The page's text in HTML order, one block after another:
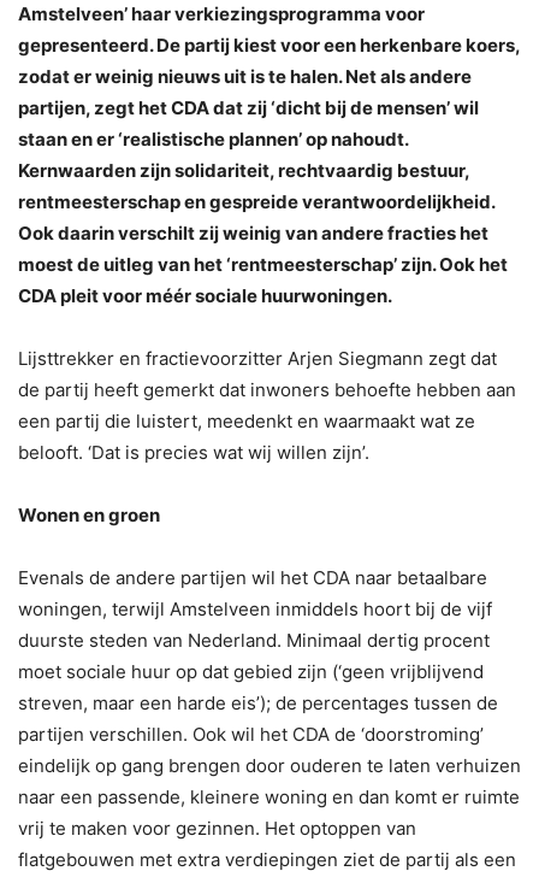
Amstelveen’ haar verkiezingsprogramma voor
gepresenteerd. De partij kiest voor een herkenbare koers,
zodat er weinig nieuws uit is te halen. Net als andere
partijen, zegt het CDA dat zij ‘dicht bij de mensen’ wil
staan en er ‘realistische plannen’ op nahoudt.
Kernwaarden zijn solidariteit, rechtvaardig bestuur,
rentmeesterschap en gespreide verantwoordelijkheid.
Ook daarin verschilt zij weinig van andere fracties het
moest de uitleg van het ‘rentmeesterschap’ zijn. Ook het
CDA pleit voor méér sociale huurwoningen.
Lijsttrekker en fractievoorzitter Arjen Siegmann zegt dat
de partij heeft gemerkt dat inwoners behoefte hebben aan
een partij die luistert, meedenkt en waarmaakt wat ze
belooft. ‘Dat is precies wat wij willen zijn’.
Wonen en groen
Evenals de andere partijen wil het CDA naar betaalbare
woningen, terwijl Amstelveen inmiddels hoort bij de vijf
duurste steden van Nederland. Minimaal dertig procent
moet sociale huur op dat gebied zijn (‘geen vrijblijvend
streven, maar een harde eis’); de percentages tussen de
partijen verschillen. Ook wil het CDA de ‘doorstroming’
eindelijk op gang brengen door ouderen te laten verhuizen
naar een passende, kleinere woning en dan komt er ruimte
vrij te maken voor gezinnen. Het optoppen van
flatgebouwen met extra verdiepingen ziet de partij als een